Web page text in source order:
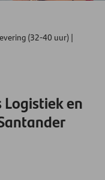
(32-40 uur) |
en